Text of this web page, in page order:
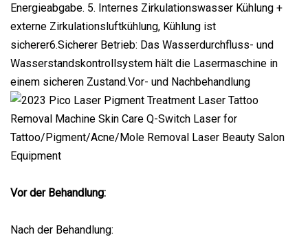
Energieabgabe. 5. Internes Zirkulationswasser Kühlung +
externe Zirkulationsluftkühlung, Kühlung ist
sicherer6.Sicherer Betrieb: Das Wasserdurchfluss- und
Wasserstandskontrollsystem hält die Lasermaschine in
einem sicheren Zustand.Vor- und Nachbehandlung
Vor der Behandlung:
Nach der Behandlung: